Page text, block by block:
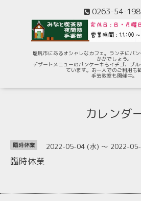
0263-54-
塩尻市にあるオシャレなカフェ。ランチにパ
かがでしょう。
デザートメニューのパンケーキもイチゴ、ブ
ています。お一人でのご利用も
手芸教室も開催中。
カレンダ
臨時休業 2022-05-04 (水) ～ 2022-
臨時休業